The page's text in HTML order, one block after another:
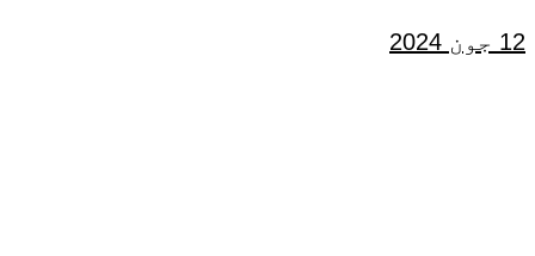
12 جون 2024